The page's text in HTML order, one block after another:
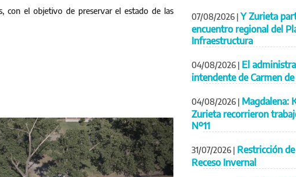
con el objetivo de preservar el estado de las
Siguiente
07/08/2026 | Y Zurieta
encuentro regional del
Infraestructura
04/08/2026 | El
intendente de Carmen
04/08/2026 | Magdalena:
Zurieta recorrieron
Nº11
31/07/2026 | Restricción
Receso Invernal